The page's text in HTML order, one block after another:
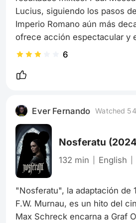
Lucius, siguiendo los pasos
Imperio Romano aún más
ofrece acción espectacular y
impresionante, pero la trama
innovación. Denzel
visualmente satisfactoria, no
de su antecesora.
6
Ever Fernando Watched
Nosferatu
132 min English
"Nosferatu", la adaptación de
F.W. Murnau, es un hito del
Max Schreck encarna a Graf